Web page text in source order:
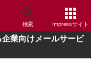
検索 Impressサイト
業向けメールサービ